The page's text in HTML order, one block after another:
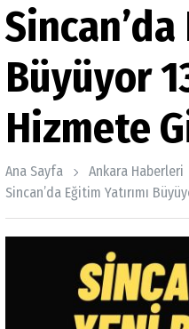
Sincan’da
Büyüyor
Hizmete
Ana Sayfa
Ankara Haberleri
Sincan’da Eğitim Yatırımı